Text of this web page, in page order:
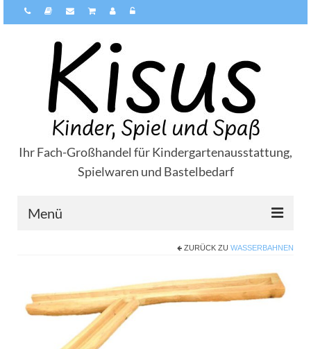
Ihr Fach-Großhandel für Kindergartenausstattung,
Spielwaren und Bastelbedarf
Menü
Versandarten
Kisus Katalog anfordern
ZURÜCK ZU WASSERBAHNEN